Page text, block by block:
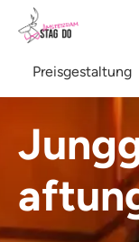
Preisgestaltung